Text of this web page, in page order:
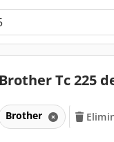
Brother Tc 225
Brother